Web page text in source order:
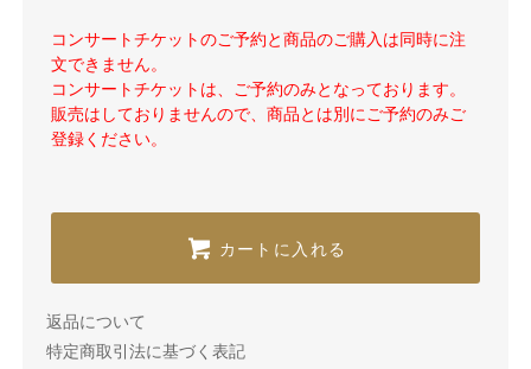
コンサートチケットのご予約と商品のご購入は同時に注
文できません。
コンサートチケットは、ご予約のみとなっております。
販売はしておりませんので、商品とは別にご予約のみご
登録ください。
カートに入れる
返品について
特定商取引法に基づく表記